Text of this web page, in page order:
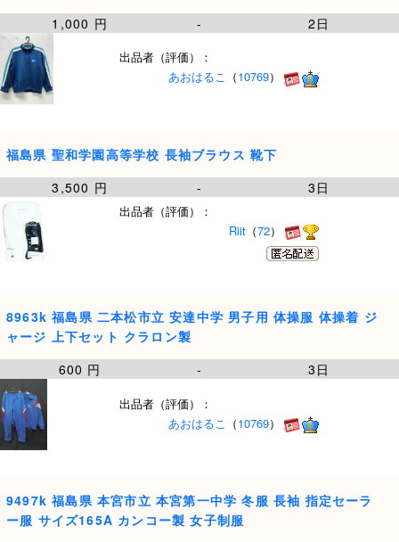
1,000 円
- 2日
出品者（評価）：
あおはるこ （10769）
福島県 聖和学園高等学校 長袖ブラウス 靴下
3,500 円
- 3日
出品者（評価）：
Riit （72）
8963k 福島県 二本松市立 安達中学 男子用 体操服 体操着 ジ
ャージ 上下セット クラロン製
600 円
- 3日
出品者（評価）：
あおはるこ （10769）
9497k 福島県 本宮市立 本宮第一中学 冬服 長袖 指定セーラ
ー服 サイズ165A カンコー製 女子制服